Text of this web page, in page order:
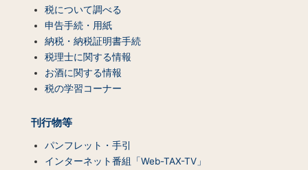
税について調べる
申告手続・用紙
納税・納税証明書手続
税理士に関する情報
お酒に関する情報
税の学習コーナー
刊行物等
パンフレット・手引
インターネット番組「Web-TAX-TV」